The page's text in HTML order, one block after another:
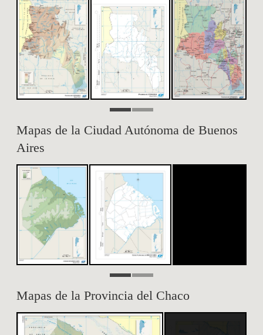
Mapas de la Ciudad Autónoma de Buenos
Aires
Mapas de la Provincia del Chaco